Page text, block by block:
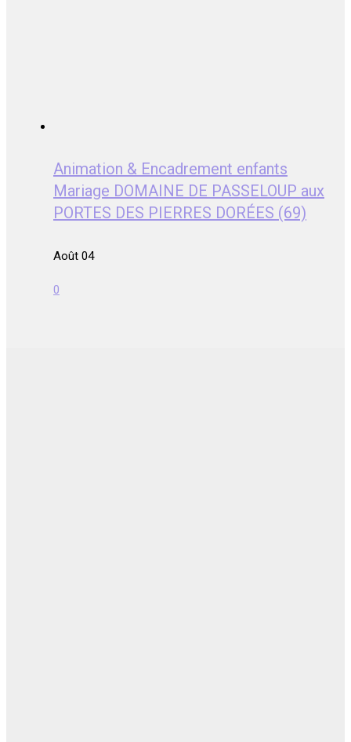
Animation & Encadrement enfants
Mariage DOMAINE DE PASSELOUP aux
PORTES DES PIERRES DORÉES (69)
Août 04
0